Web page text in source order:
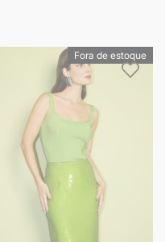
à lista de desejos
Fora de estoque